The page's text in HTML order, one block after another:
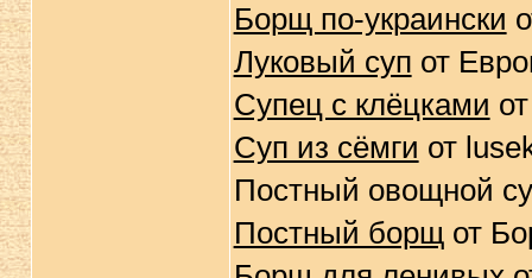
Борщ по-украински
Луковый суп от
Супец с клёцками
Суп из сёмги от
Постный овощной
Постный борщот